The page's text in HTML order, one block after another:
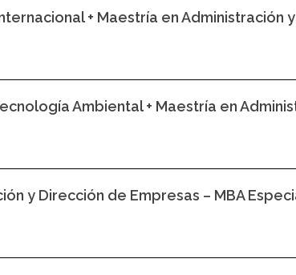
+ Maestría en Administración
Ambiental + Maestría en
y Dirección de Empresas – MBA